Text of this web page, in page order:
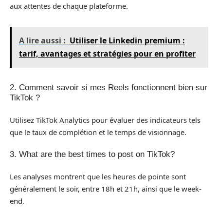
aux attentes de chaque plateforme.
A lire aussi : Utiliser le Linkedin premium :
tarif, avantages et stratégies pour en profiter
2. Comment savoir si mes Reels fonctionnent bien sur
TikTok ?
Utilisez TikTok Analytics pour évaluer des indicateurs tels
que le taux de complétion et le temps de visionnage.
3. What are the best times to post on TikTok?
Les analyses montrent que les heures de pointe sont
généralement le soir, entre 18h et 21h, ainsi que le week-
end.